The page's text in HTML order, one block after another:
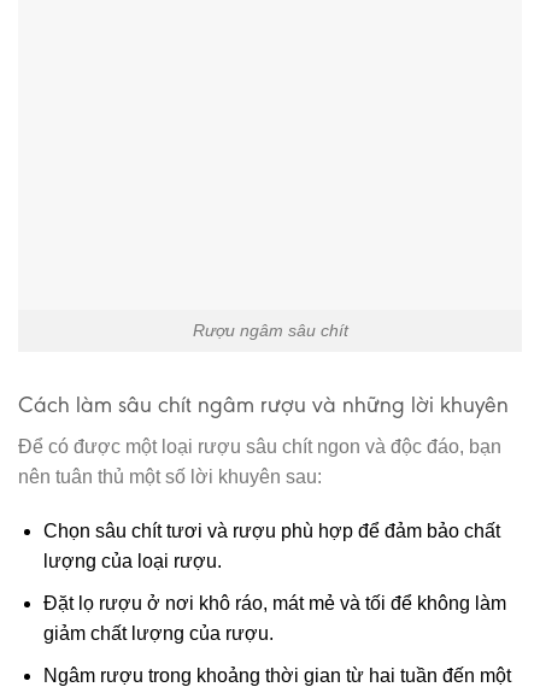
Rượu ngâm sâu chít
Cách làm sâu chít ngâm rượu và những lời khuyên
Để có được một loại rượu sâu chít ngon và độc đáo, bạn
nên tuân thủ một số lời khuyên sau:
Chọn sâu chít tươi và rượu phù hợp để đảm bảo chất
lượng của loại rượu.
Đặt lọ rượu ở nơi khô ráo, mát mẻ và tối để không làm
giảm chất lượng của rượu.
Ngâm rượu trong khoảng thời gian từ hai tuần đến một